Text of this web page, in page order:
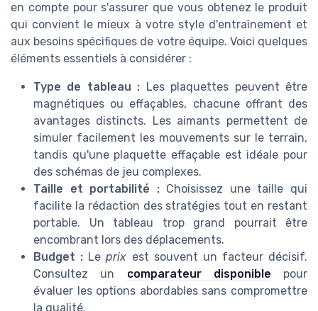
en compte pour s'assurer que vous obtenez le produit
qui convient le mieux à votre style d'entraînement et
aux besoins spécifiques de votre équipe. Voici quelques
éléments essentiels à considérer :
Type de tableau : Les plaquettes peuvent être
magnétiques ou effaçables, chacune offrant des
avantages distincts. Les aimants permettent de
simuler facilement les mouvements sur le terrain,
tandis qu'une plaquette effaçable est idéale pour
des schémas de jeu complexes.
Taille et portabilité :Choisissez une taille qui
facilite la rédaction des stratégies tout en restant
portable. Un tableau trop grand pourrait être
encombrant lors des déplacements.
Budget : Leprix est souvent un facteur décisif.
Consultez un comparateur disponible pour
évaluer les options abordables sans compromettre
la qualité.